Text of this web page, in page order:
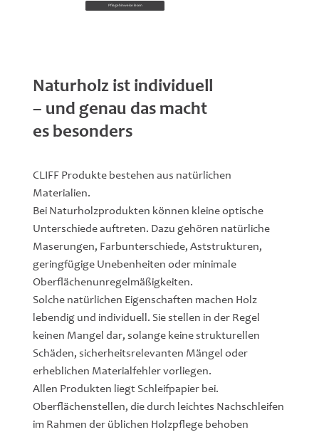
Pflegehinweise lesen
Naturholz ist individuell
– und genau das macht
es besonders
CLIFF Produkte bestehen aus natürlichen
Materialien.
Bei Naturholzprodukten können kleine optische
Unterschiede auftreten. Dazu gehören natürliche
Maserungen, Farbunterschiede, Aststrukturen,
geringfügige Unebenheiten oder minimale
Oberflächenunregelmäßigkeiten.
Solche natürlichen Eigenschaften machen Holz
lebendig und individuell. Sie stellen in der Regel
keinen Mangel dar, solange keine strukturellen
Schäden, sicherheitsrelevanten Mängel oder
erheblichen Materialfehler vorliegen.
Allen Produkten liegt Schleifpapier bei.
Oberflächenstellen, die durch leichtes Nachschleifen
im Rahmen der üblichen Holzpflege behoben